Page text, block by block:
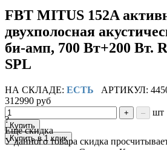
FBT MITUS 152A
двухполосная
би-амп, 700 Вт+200 Вт.
SPL
НА СКЛАДЕ: ЕСТЬ АРТИКУЛ:
312990 руб
+ – шт
Купить
Купить в 1 клик
?
Ещё скидка
У данного товара скидка